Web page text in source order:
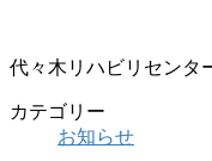
代々木リハビリセンタ
カテゴリー
お知らせ